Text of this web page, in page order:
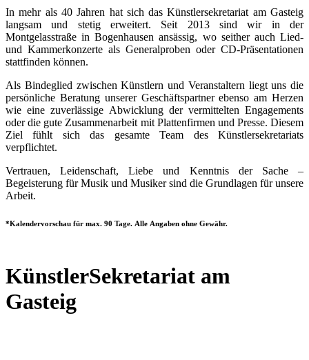
In mehr als 40 Jahren hat sich das Künstlersekretariat am Gasteig
langsam und stetig erweitert. Seit 2013 sind wir in der
Montgelasstraße in Bogenhausen ansässig, wo seither auch Lied-
und Kammerkonzerte als Generalproben oder CD-Präsentationen
stattfinden können.
Als Bindeglied zwischen Künstlern und Veranstaltern liegt uns die
persönliche Beratung unserer Geschäftspartner ebenso am Herzen
wie eine zuverlässige Abwicklung der vermittelten Engagements
oder die gute Zusammenarbeit mit Plattenfirmen und Presse. Diesem
Ziel fühlt sich das gesamte Team des Künstlersekretariats
verpflichtet.
Vertrauen, Leidenschaft, Liebe und Kenntnis der Sache –
Begeisterung für Musik und Musiker sind die Grundlagen für unsere
Arbeit.
*Kalendervorschau für max. 90 Tage. Alle Angaben ohne Gewähr.
KünstlerSekretariat am
Gasteig